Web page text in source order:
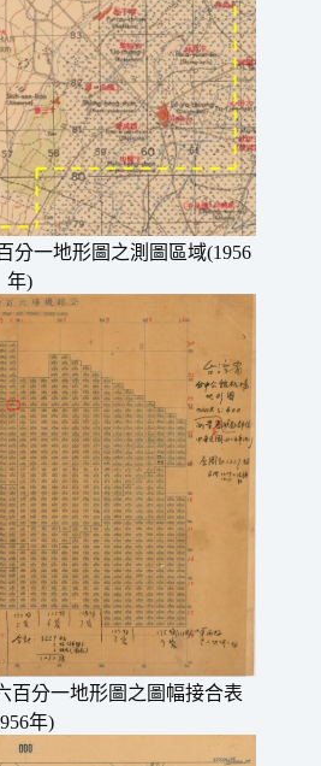
分一地形圖之測圖區域(1956
年)
百分一地形圖之圖幅接合表
年)